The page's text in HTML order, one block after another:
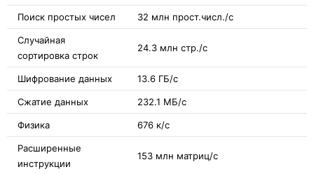
Поиск простых чисел 32 млн прост.числ./с
Случайная
сортировка строк
24.3 млн стр./с
Шифрование данных 13.6 ГБ/с
Сжатие данных 232.1 МБ/с
Физика 676 к/с
Расширенные
инструкции
153 млн матриц/с